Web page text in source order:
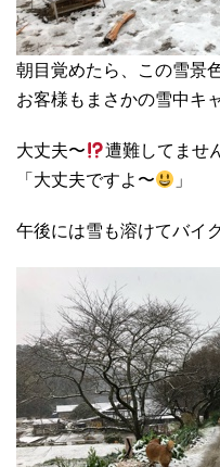
朝目覚めたら、この雪景
お客様もまさかの雪中キ
大丈夫〜
遭難してませ
「大丈夫ですよ〜
」
午後には雪も溶けてバイ